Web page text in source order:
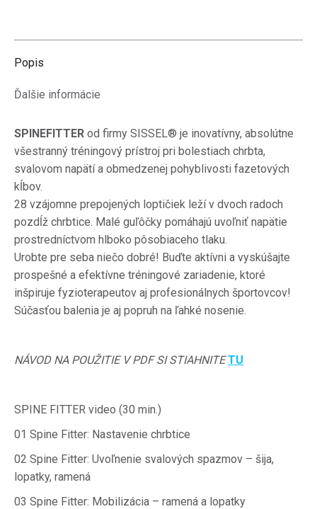
Popis
Ďalšie informácie
SPINEFITTER od firmy SISSEL® je inovatívny, absolútne
všestranný tréningový prístroj pri bolestiach chrbta,
svalovom napätí a obmedzenej pohyblivosti fazetových
kĺbov.
28 vzájomne prepojených loptičiek leží v dvoch radoch
pozdĺž chrbtice. Malé guľôčky pomáhajú uvoľniť napätie
prostredníctvom hlboko pôsobiaceho tlaku.
Urobte pre seba niečo dobré! Buďte aktívni a vyskúšajte
prospešné a efektívne tréningové zariadenie, ktoré
inšpiruje fyzioterapeutov aj profesionálnych športovcov!
Súčasťou balenia je aj popruh na ľahké nosenie.
NÁVOD NA POUŽITIE V PDF SI STIAHNITE TU
SPINE FITTER video (30 min.)
01 Spine Fitter: Nastavenie chrbtice
02 Spine Fitter: Uvoľnenie svalových spazmov – šija,
lopatky, ramená
03 Spine Fitter: Mobilizácia – ramená a lopatky